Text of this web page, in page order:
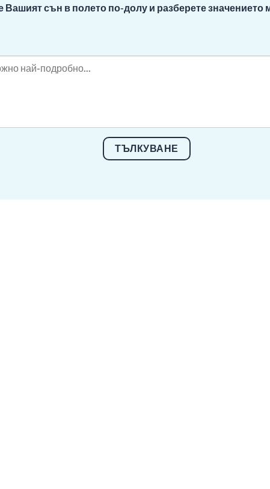
Вашият сън в полето по-долу и разберете значението
ТЪЛКУВАНЕ